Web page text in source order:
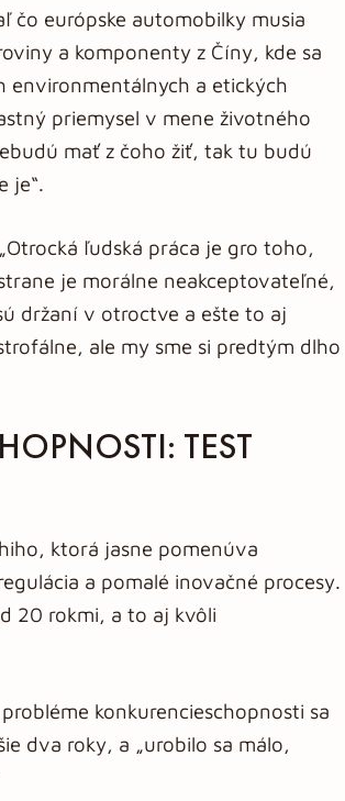
čo európske automobilky musia
a komponenty z Číny, kde sa
environmentálnych a etických
priemysel v mene životného
mať z čoho žiť, tak tu budú
je“.
ľudská práca je gro toho,
je morálne neakceptovateľné,
držaní v otroctve a ešte to aj
ale my sme si predtým dlho
TEST
ktorá jasne pomenúva
a pomalé inovačné procesy.
20 rokmi, a to aj kvôli
konkurencieschopnosti sa
dva roky, a „urobilo sa málo,